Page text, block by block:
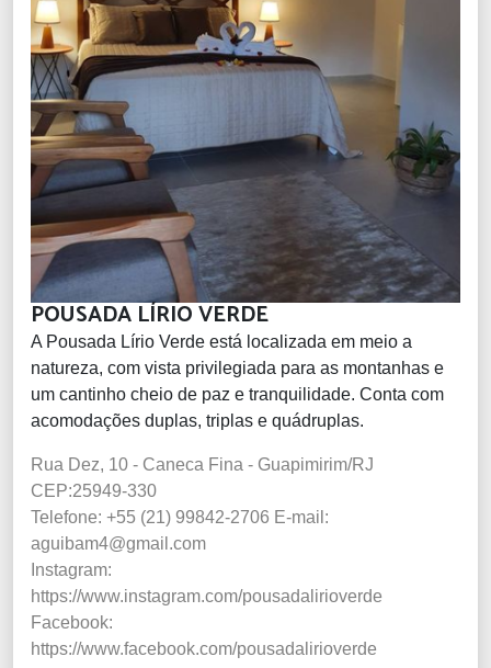
POUSADA LÍRIO VERDE
A Pousada Lírio Verde está localizada em meio a
natureza, com vista privilegiada para as montanhas e
um cantinho cheio de paz e tranquilidade. Conta com
acomodações duplas, triplas e quádruplas.
Rua Dez, 10 - Caneca Fina - Guapimirim/RJ
CEP:25949-330
Telefone: +55 (21) 99842-2706 E-mail:
aguibam4@gmail.com
Instagram:
https://www.instagram.com/pousadalirioverde
Facebook:
https://www.facebook.com/pousadalirioverde